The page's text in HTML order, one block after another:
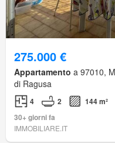
275.000 €
Appartamento a 97010,
di Ragusa
4 2
144 m²
30+ giorni fa
IMMOBILIARE.IT